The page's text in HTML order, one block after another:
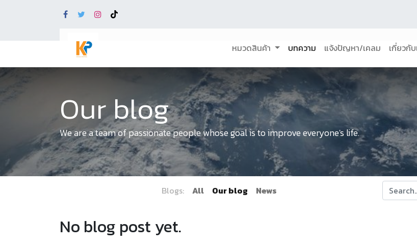
หมวดสินค้า บทความ แจ้งปัญหา/เคลม เกี่ยวกับ
Our blog
We are a team of passionate people whose goal is to improve everyone's life.
Blogs: All Our blog News
No blog post yet.